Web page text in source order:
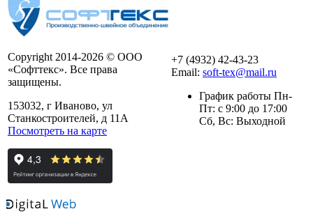
Copyright 2014-2026 © ООО
«Софттекс». Все права
защищены.
153032, г Иваново, ул
Станкостроителей, д 11А
Посмотреть на карте
+7 (4932) 42-43-23
Email: soft-tex@mail.ru
График работы Пн-
Пт: с 9:00 до 17:00
Сб, Вс: Выходной